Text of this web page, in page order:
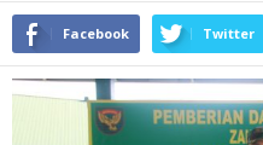
Facebook Twitter